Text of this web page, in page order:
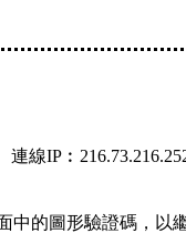
連線
中的圖形驗證碼，以